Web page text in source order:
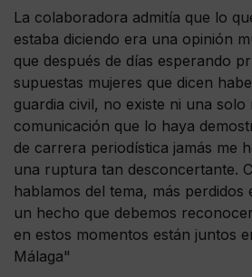
La colaboradora admitía que lo
estaba diciendo era una opinión
que después de días esperando
supuestas mujeres que dicen
guardia civil, no existe ni una solo
comunicación que lo haya
de carrera periodística jamás me
una ruptura tan desconcertante.
hablamos del tema, más perdidos
un hecho que debemos
en estos momentos están juntos
Málaga"